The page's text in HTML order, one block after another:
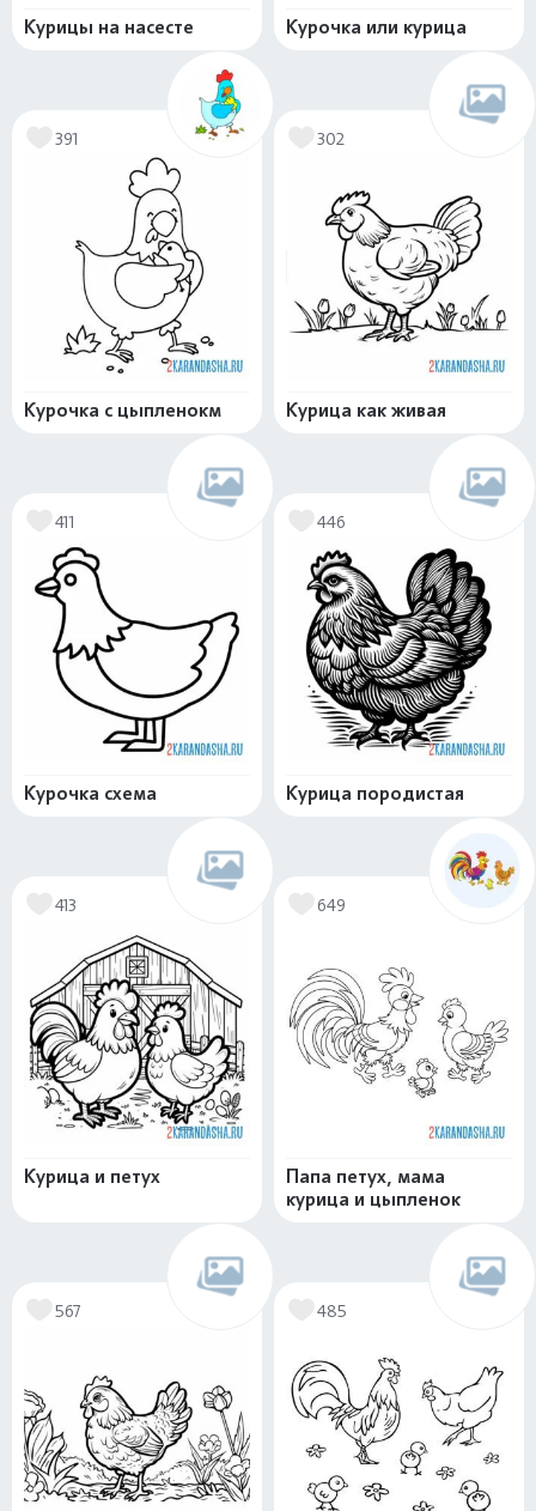
Курицы на насесте Курочка или курица
391
Курочка с цыпленокм
302
Курица как живая
411
Курочка схема
446
Курица породистая
413
Курица и петух
649
Папа петух, мама
курица и цыпленок
567 485